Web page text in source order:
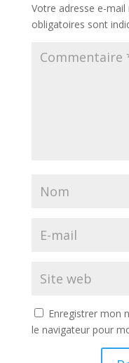
Votre adresse e-mail
obligatoires sont
Enregistrer mon
le navigateur pour